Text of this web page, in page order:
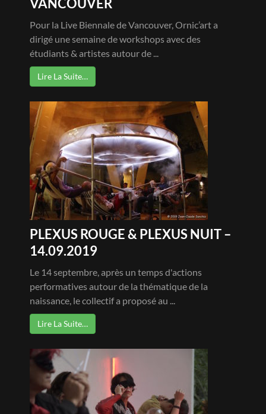
VANCOUVER
Pour la Live Biennale de Vancouver, Ornic’art a
dirigé une semaine de workshops avec des
étudiants & artistes autour de ...
Lire La Suite…
PLEXUS ROUGE & PLEXUS NUIT –
14.09.2019
Le 14 septembre, après un temps d'actions
performatives autour de la thématique de la
naissance, le collectif a proposé au ...
Lire La Suite…